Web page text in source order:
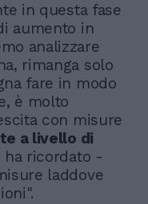
in questa fase
aumento in
analizzare
rimanga solo
fare in modo
è molto
con misure
a livello di
ha ricordato -
laddove